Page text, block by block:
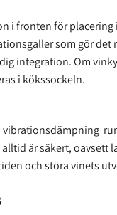
i fronten för
som gör
integration. Om
i kökssockeln.
vibrationsdämpning
är säkert, oavsett
och störa vinets